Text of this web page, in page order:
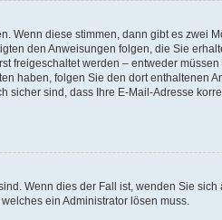
Wenn diese stimmen, dann gibt es zwei
den Anweisungen folgen, die Sie
werden – entweder
haben, folgen Sie den dort enthaltenen
sind, dass Ihre E-Mail-Adresse
Wenn dies der Fall ist, wenden Sie
ein Administrator lösen muss.